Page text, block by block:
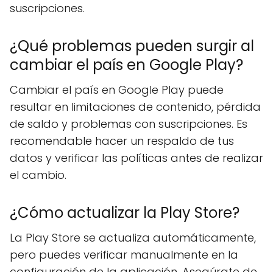
suscripciones.
¿Qué problemas pueden surgir al
cambiar el país en Google Play?
Cambiar el país en Google Play puede
resultar en limitaciones de contenido, pérdida
de saldo y problemas con suscripciones. Es
recomendable hacer un respaldo de tus
datos y verificar las políticas antes de realizar
el cambio.
¿Cómo actualizar la Play Store?
La Play Store se actualiza automáticamente,
pero puedes verificar manualmente en la